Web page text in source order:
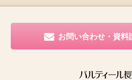
お問い合わせ・資料